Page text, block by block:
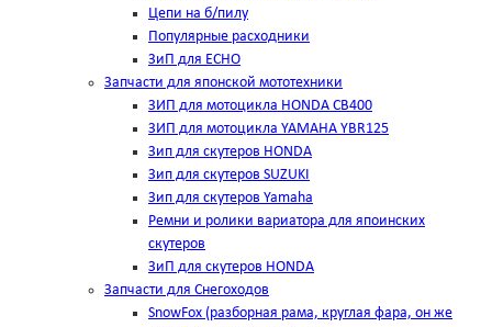
Цепи на б/пилу
Популярные расходники
ЗиП для ЕСНО
Запчасти для японской мототехники
ЗИП для мотоцикла HONDA CB400
ЗИП для мотоцикла YAMAHA YBR125
Зип для скутеров HONDA
Зип для скутеров SUZUKI
Зип для скутеров Yamaha
Ремни и ролики вариатора для япоинских
скутеров
ЗиП для скутеров HONDA
Запчасти для Снегоходов
SnowFox (разборная рама, круглая фара, он же